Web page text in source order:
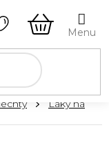
KOŠÍK
Laky na